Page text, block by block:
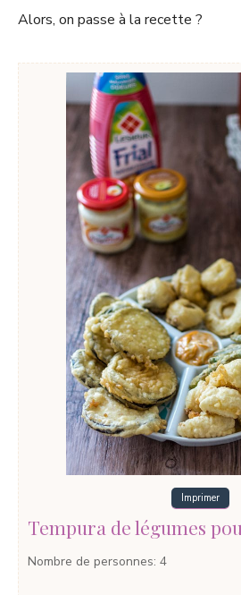
Alors, on passe à la recette ?
Imprimer
Tempura de légumes
Nombre de personnes: 4